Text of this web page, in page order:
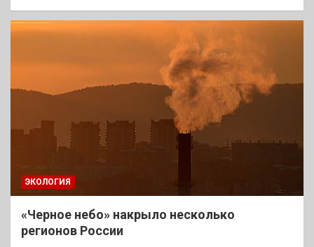
ЭКОЛОГИЯ
«Черное небо» накрыло несколько
регионов России